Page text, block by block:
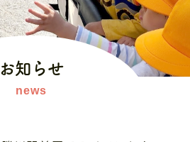
資料ダウンロード
採用情報
お知らせ